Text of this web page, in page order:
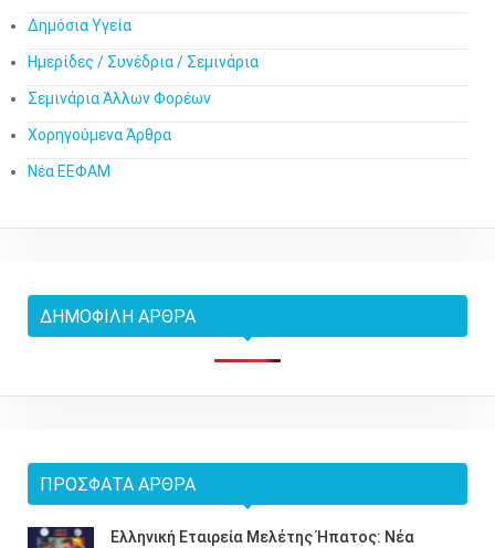
Δημόσια Υγεία
Ημερίδες / Συνέδρια / Σεμινάρια
Σεμινάρια Άλλων Φορέων
Χορηγούμενα Άρθρα
Νέα ΕΕΦΑΜ
ΔΗΜΟΦΙΛΉ ΆΡΘΡΑ
ΠΡΌΣΦΑΤΑ ΆΡΘΡΑ
Ελληνική Εταιρεία Μελέτης Ήπατος: Νέα